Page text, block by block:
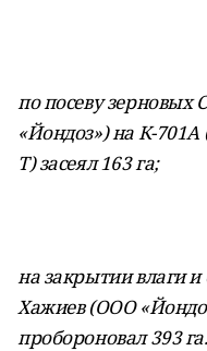
по посеву зерновых
«Йондоз») на К-701А
Т) засеял 163 га;
на закрытии влаги
Хажиев (ООО
пробороновал 393 га.